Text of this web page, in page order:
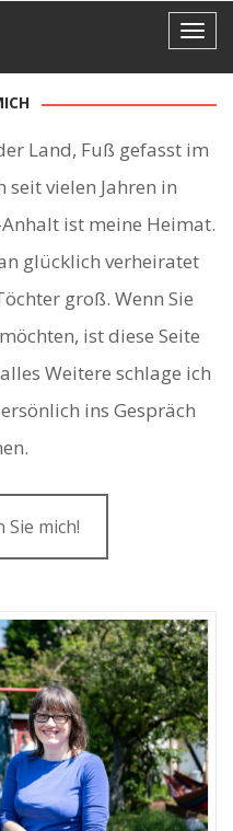
Land, Fuß gefasst im
vielen Jahren in
ist meine Heimat.
glücklich verheiratet
groß. Wenn Sie
ist diese Seite
Weitere schlage ich
ins Gespräch
mich!